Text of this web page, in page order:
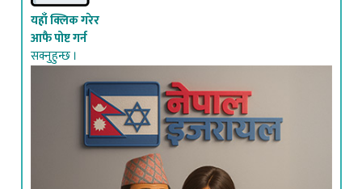
यहाँ क्लिक गरेर
आफै पोष्ट गर्न
सक्नुहुन्छ ।